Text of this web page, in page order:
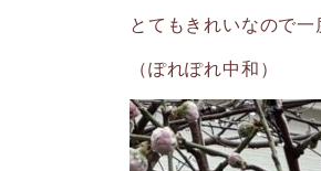
とてもきれいなので一
（ぽれぽれ中和）